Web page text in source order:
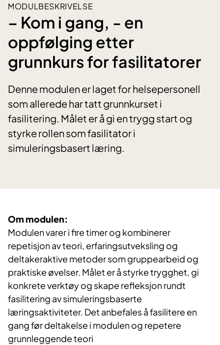
MODULBESKRIVELSE
– Kom i gang, - en
oppfølging etter
grunnkurs for fasilitatorer
Denne modulen er laget for helsepersonell
som allerede har tatt grunnkurset i
fasilitering. Målet er å gi en trygg start og
styrke rollen som fasilitator i
simuleringsbasert læring.
Om modulen:
Modulen varer i fire timer og kombinerer
repetisjon av teori, erfaringsutveksling og
deltakeraktive metoder som gruppearbeid og
praktiske øvelser. Målet er å styrke trygghet, gi
konkrete verktøy og skape refleksjon rundt
fasilitering av simuleringsbaserte
læringsaktiviteter. Det anbefales å fasilitere en
gang før deltakelse i modulen og repetere
grunnleggende teori